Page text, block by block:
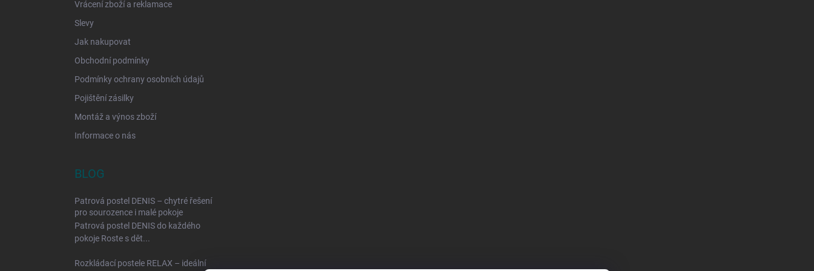
Vrácení zboží a reklamace
Slevy
Jak nakupovat
Obchodní podmínky
Podmínky ochrany osobních údajů
Pojištění zásilky
Montáž a výnos zboží
Informace o nás
BLOG
Patrová postel DENIS – chytré řešení
pro sourozence i malé pokoje
Patrová postel DENIS do každého
pokoje Roste s dět...
Rozkládací postele RELAX – ideální